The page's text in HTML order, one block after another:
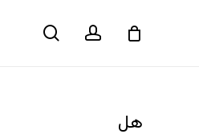
جستجوحساب
کاربری سبد خرید
هل